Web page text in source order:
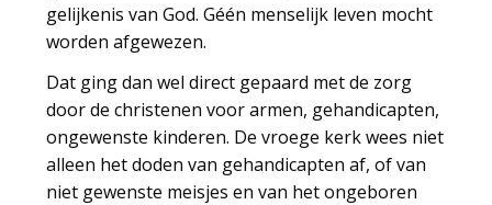
gelijkenis van God. Géén menselijk leven mocht
worden afgewezen.
Dat ging dan wel direct gepaard met de zorg
door de christenen voor armen, gehandicapten,
ongewenste kinderen. De vroege kerk wees niet
alleen het doden van gehandicapten af, of van
niet gewenste meisjes en van het ongeboren